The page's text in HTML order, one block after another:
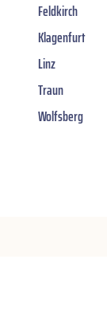
Feldkirch
Klagenfurt
Linz
Traun
Wolfsberg